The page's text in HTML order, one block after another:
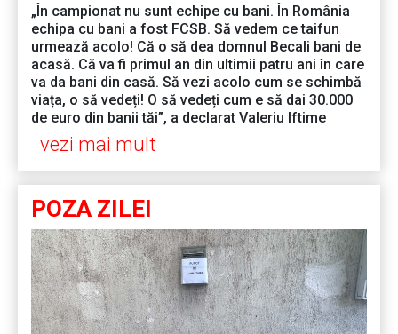
„În campionat nu sunt echipe cu bani. În România
echipa cu bani a fost FCSB. Să vedem ce taifun
urmează acolo! Că o să dea domnul Becali bani de
acasă. Că va fi primul an din ultimii patru ani în care
va da bani din casă. Să vezi acolo cum se schimbă
viața, o să vedeți! O să vedeți cum e să dai 30.000
de euro din banii tăi”, a declarat Valeriu Iftime
vezi mai mult
POZA ZILEI